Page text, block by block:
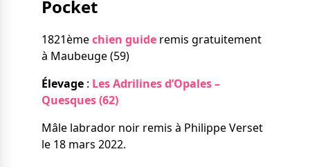
Nos solutions
La canne blanche
électronique
Le Bemob
fonctionnelle
Formation
série
Nous contacter
Pocket
1821èmechien guideremis gratuitement
à Maubeuge (59)
Élevage: Les Adrilines d’Opales –
Quesques (62)
Mâle labrador noir remis à Philippe Verset
le 18 mars 2022.